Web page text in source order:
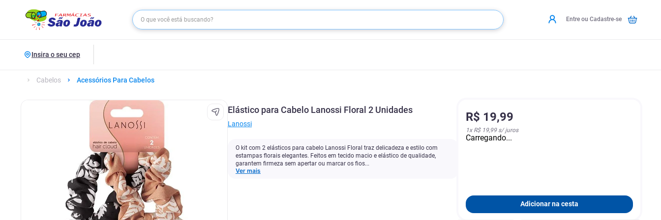
Entre ou Cadastre-se
Insira o seu cep
Cabelos Acessórios Para Cabelos
Elástico para Cabelo Lanossi Floral 2 Unidades
Lanossi
O kit com 2 elásticos para cabelo Lanossi Floral traz delicadeza e estilo com
estampas florais elegantes. Feitos em tecido macio e elástico de qualidade,
garantem firmeza sem apertar ou marcar os fios...
Ver mais
R$ 19,99
1x R$ 19,99s/ juros
Carregando...
Adicionar na cesta